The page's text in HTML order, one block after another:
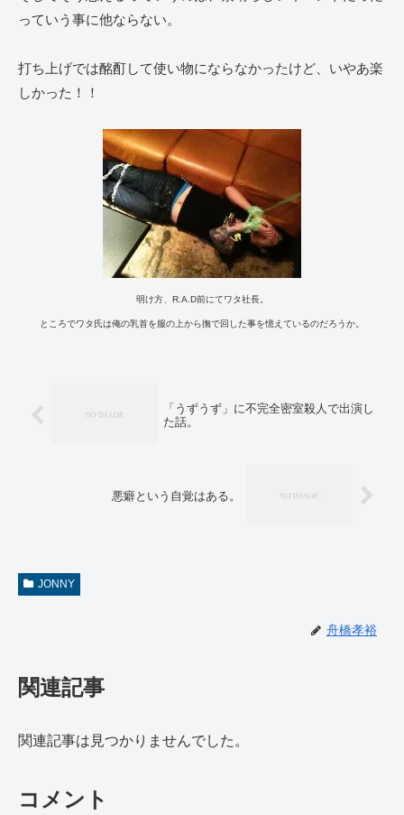
っていう事に他ならない。
打ち上げでは酩酊して使い物にならなかったけど、いやあ楽
しかった！！
明け方、R.A.D前にてワタ社長。
ところでワタ氏は俺の乳首を服の上から撫で回した事を憶えているのだろうか。
「うずうず」に不完全密室殺人で出演し
た話。
悪癖という自覚はある。
JONNY
舟橋孝裕
関連記事
関連記事は見つかりませんでした。
コメント